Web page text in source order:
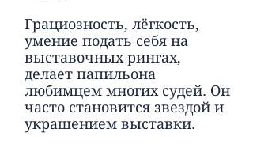
Грациозность, лёгкость,
умение подать себя на
выставочных рингах,
делает папильона
любимцем многих судей. Он
часто становится звездой и
украшением выставки.